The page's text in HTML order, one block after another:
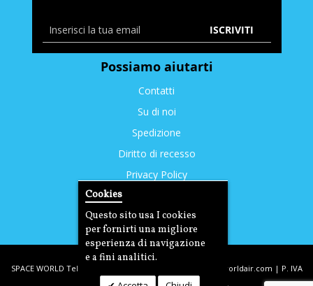
Cookies
Questo sito usa I cookies
per fornirti una migliore
esperienza di navigazione
e a fini analitici.
ISCRIVITI
Possiamo aiutarti
Contatti
Su di noi
Spedizione
Diritto di recesso
Privacy Policy
SPACE WORLD Tel: +39. 393.3350212 | email: info@spaceworldair.com | P. IVA